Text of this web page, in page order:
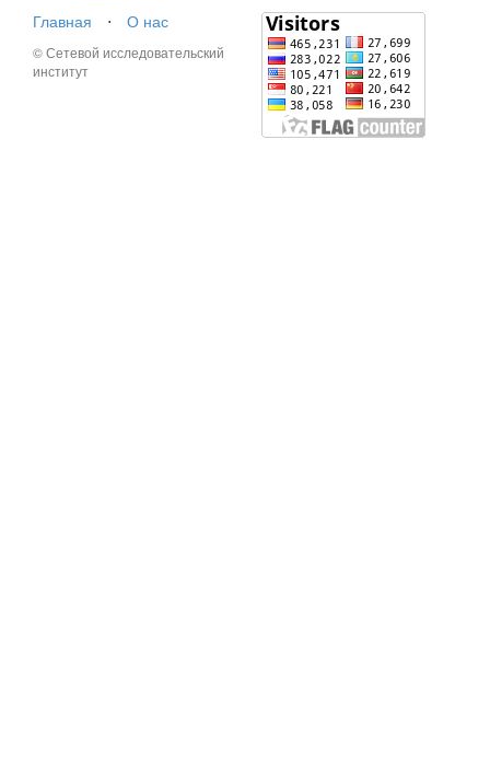
Главная
⋅ О нас
© Сетевой исследовательский
институт